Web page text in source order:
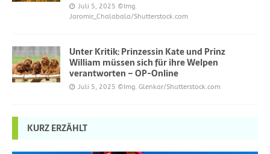
Juli 5, 2025 ©Img.
Jaromir_Chalabala/Shutterstock.com
Unter Kritik: Prinzessin Kate und Prinz
William müssen sich für ihre Welpen
verantworten – OP-Online
Juli 5, 2025 ©Img. Glenkar/Shutterstock.com
KURZ ERZÄHLT